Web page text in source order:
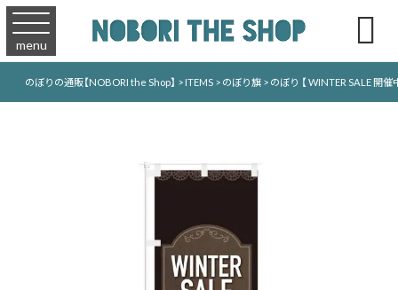
menu 
のぼりの通販【NOBORI the Shop】 >ITEMS>のぼり旗>のぼり 【 WINTER SALE 開